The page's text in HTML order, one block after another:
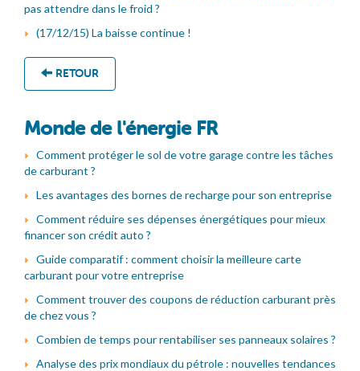
pas attendre dans le froid ?
(17/12/15) La baisse continue !
RETOUR
Monde de l'énergie FR
Comment protéger le sol de votre garage contre les tâches
de carburant ?
Les avantages des bornes de recharge pour son entreprise
Comment réduire ses dépenses énergétiques pour mieux
financer son crédit auto ?
Guide comparatif : comment choisir la meilleure carte
carburant pour votre entreprise
Comment trouver des coupons de réduction carburant près
de chez vous ?
Combien de temps pour rentabiliser ses panneaux solaires ?
Analyse des prix mondiaux du pétrole : nouvelles tendances